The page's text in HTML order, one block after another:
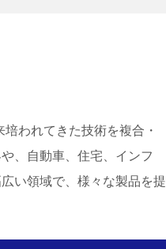
われてきた技術を複合・
、自動車、住宅、インフ
い領域で、様々な製品を提